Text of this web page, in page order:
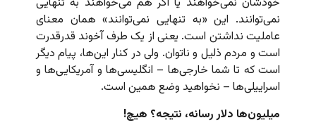
نمی‌توانند. این «به تنهایی نمی‌توانند» همان معنای
عاملیت نداشتن است. یعنی از یک طرف آخوند قدرقدرت
است و مردم ذلیل و ناتوان. ولی در کنار این‌ها، پیام دیگر
است که تا شما خارجی‌ها – انگلیسی‌ها و آمریکایی‌ها و
اسراییلی‌ها – نخواهید وضع همین است.
میلیون‌ها دلار رسانه، نتیجه؟ هیچ!